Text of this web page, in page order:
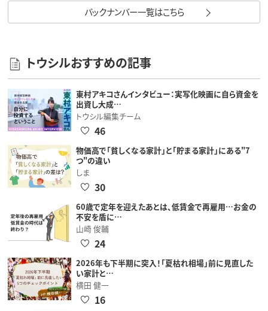
バックナンバー一覧はこちら
トウシルおすすめの記事
東村アキコさんインタビュー：実写化映画に自ら資金を
出資し大成…
トウシル編集チーム
46
物価高で「貧しくなる家計」と「貯まる家計」にある"7
つ"の違い
しま
30
60歳で定年を迎えたあとは、低賃金で再雇用…お金の
不安を盾に…
山崎 俊輔
24
2026年も下半期に突入！「夏枯れ相場」前に見直した
い家計と…
横田 健一
16